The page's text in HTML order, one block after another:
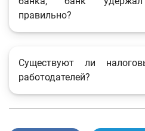
правильно?
Существуют ли
работодателей?